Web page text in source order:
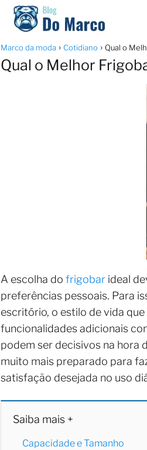
Marco da moda Cotidiano Qual o
Qual o Melhor
A escolha do frigobar ideal
preferências pessoais. Para
escritório, o estilo de vida
funcionalidades adicionais
podem ser decisivos na hora
muito mais preparado para
satisfação desejada no uso
Saiba mais +
Capacidade e Tamanho